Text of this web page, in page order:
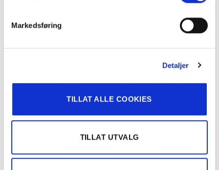
Markedsføring
Detaljer
TILLAT ALLE COOKIES
TILLAT UTVALG
h-system-5